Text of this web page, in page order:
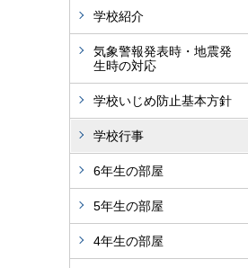
学校紹介
気象警報発表時・地震発
生時の対応
学校いじめ防止基本方針
学校行事
6年生の部屋
5年生の部屋
4年生の部屋